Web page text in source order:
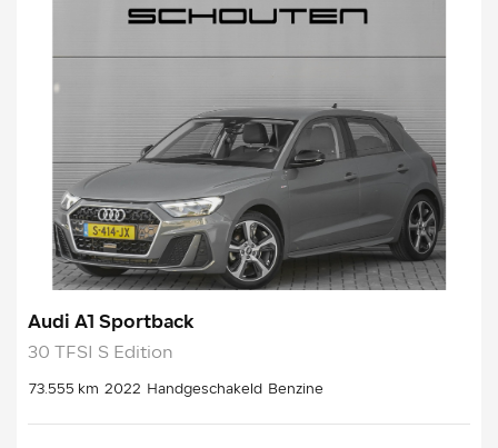
Audi A1 Sportback
30 TFSI S Edition
73.555 km 2022 Handgeschakeld Benzine